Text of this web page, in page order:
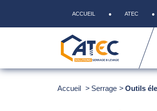
ACCUEIL ATEC
Accueil Serrage Outils